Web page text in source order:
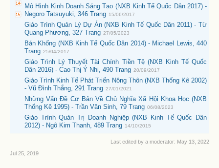
Mô Hình Kinh Doanh Sáng Tạo (NXB Kinh Tế Quốc Dân 2017) -
Negoro Tatsuyuki, 346 Trang 15/06/2017
Giáo Trình Quản Lý Dự Án (NXB Kinh Tế Quốc Dân 2011) - Từ
Quang Phương, 327 Trang 27/05/2023
Bán Khống (NXB Kinh Tế Quốc Dân 2014) - Michael Lewis, 440
Trang 25/04/2017
Giáo Trình Lý Thuyết Tài Chính Tiền Tệ (NXB Kinh Tế Quốc
Dân 2016) - Cao Thị Ý Nhi, 490 Trang 20/09/2017
Giáo Trình Kinh Tế Phát Triển Nông Thôn (NXB Thống Kê 2002)
- Vũ Đình Thắng, 291 Trang 27/01/2021
Những Vấn Đề Cơ Bản Về Chủ Nghĩa Xã Hội Khoa Học (NXB
Thống Kê 1995) - Trần Văn Sinh, 79 Trang 06/08/2023
Giáo Trình Quản Trị Doanh Nghiệp (NXB Kinh Tế Quốc Dân
2012) - Ngô Kim Thanh, 489 Trang 14/10/2015
Last edited by a moderator: May 13, 2022
Jul 25, 2019